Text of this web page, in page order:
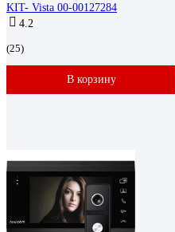
KIT- Vista 00-00127284
4.2
(25)
В корзину